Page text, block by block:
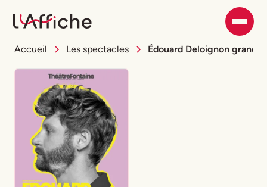
Accueil Les spectacles Édouard Deloignon